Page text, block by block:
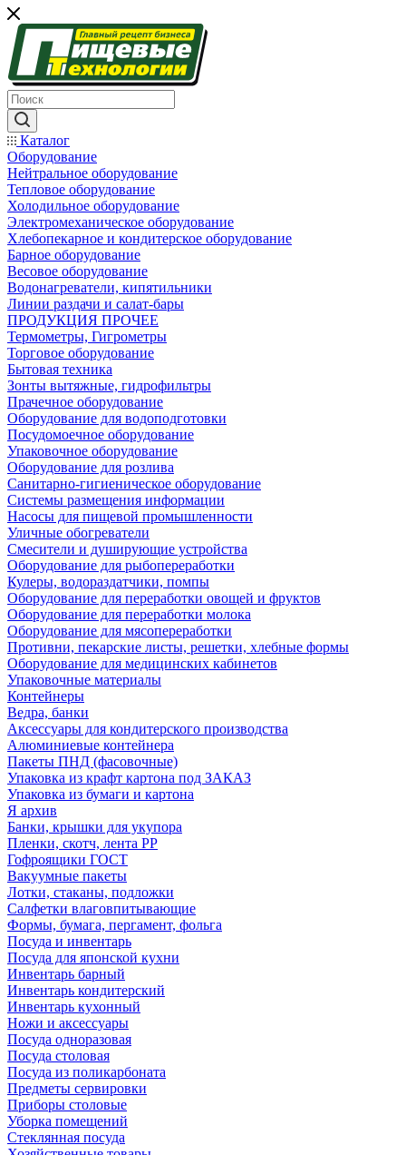
Каталог
Оборудование
Нейтральное оборудование
Тепловое оборудование
Холодильное оборудование
Электромеханическое оборудование
Хлебопекарное и кондитерское оборудование
Барное оборудование
Весовое оборудование
Водонагреватели, кипятильники
Линии раздачи и салат-бары
ПРОДУКЦИЯ ПРОЧЕЕ
Термометры, Гигрометры
Торговое оборудование
Бытовая техника
Зонты вытяжные, гидрофильтры
Прачечное оборудование
Оборудование для водоподготовки
Посудомоечное оборудование
Упаковочное оборудование
Оборудование для розлива
Санитарно-гигиеническое оборудование
Системы размещения информации
Насосы для пищевой промышленности
Уличные обогреватели
Смесители и душирующие устройства
Оборудование для рыбопереработки
Кулеры, водораздатчики, помпы
Оборудование для переработки овощей и фруктов
Оборудование для переработки молока
Оборудование для мясопереработки
Противни, пекарские листы, решетки, хлебные формы
Оборудование для медицинских кабинетов
Упаковочные материалы
Контейнеры
Ведра, банки
Аксессуары для кондитерского производства
Алюминиевые контейнера
Пакеты ПНД (фасовочные)
Упаковка из крафт картона под ЗАКАЗ
Упаковка из бумаги и картона
Я архив
Банки, крышки для укупора
Пленки, скотч, лента РР
Гофроящики ГОСТ
Вакуумные пакеты
Лотки, стаканы, подложки
Салфетки влаговпитывающие
Формы, бумага, пергамент, фольга
Посуда и инвентарь
Посуда для японской кухни
Инвентарь барный
Инвентарь кондитерский
Инвентарь кухонный
Ножи и аксессуары
Посуда одноразовая
Посуда столовая
Посуда из поликарбоната
Предметы сервировки
Приборы столовые
Уборка помещений
Стеклянная посуда